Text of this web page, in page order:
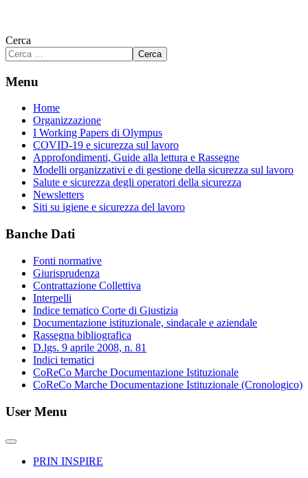
Cerca
Cerca
Menu
Home
Organizzazione
I Working Papers di Olympus
COVID-19 e sicurezza sul lavoro
Approfondimenti, Guide alla lettura e Rassegne
Modelli organizzativi e di gestione della sicurezza sul lavoro
Salute e sicurezza degli operatori della sicurezza
Newsletters
Siti su igiene e sicurezza del lavoro
Banche Dati
Fonti normative
Giurisprudenza
Contrattazione Collettiva
Interpelli
Indice tematico Corte di Giustizia
Documentazione istituzionale, sindacale e aziendale
Rassegna bibliografica
D.lgs. 9 aprile 2008, n. 81
Indici tematici
CoReCo Marche Documentazione Istituzionale
CoReCo Marche Documentazione Istituzionale (Cronologico)
User Menu
PRIN INSPIRE